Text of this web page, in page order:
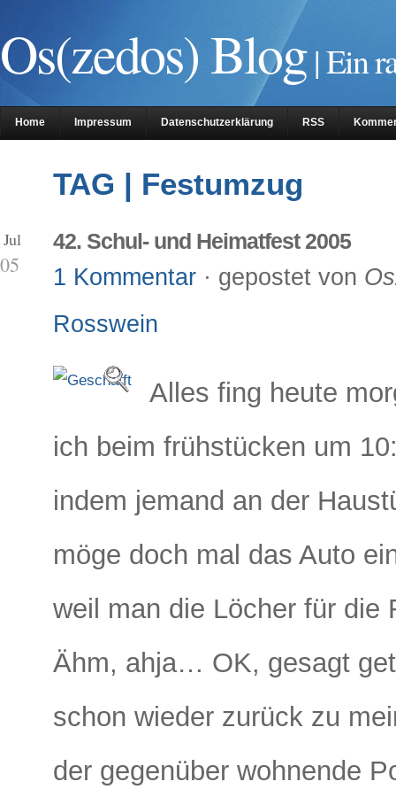
Os(zedos) Blog| Ein
Home Impressum Datenschutzerklärung RSS
TAG | Festumzug
42. Schul- und Heimatfest 2005
1 Kommentar · gepostet von
Rosswein
Alles fing heute
ich beim frühstücken um
indem jemand an der
möge doch mal das Auto
weil man die Löcher für die
Ähm, ahja… OK, gesagt
schon wieder zurück zu
der gegenüber wohnende